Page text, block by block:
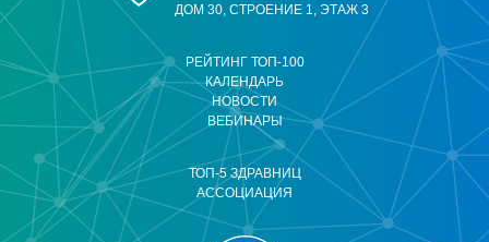
РЕЙТИНГ ТОП-100
КАЛЕНДАРЬ
НОВОСТИ
ВЕБИНАРЫ
ТОП-5 ЗДРАВНИЦ
АССОЦИАЦИЯ
ДОМ 30, СТРОЕНИЕ 1, ЭТАЖ 3